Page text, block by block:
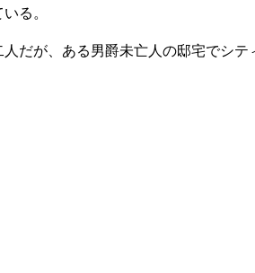
る。
だが、ある男爵未亡人の邸宅でシ